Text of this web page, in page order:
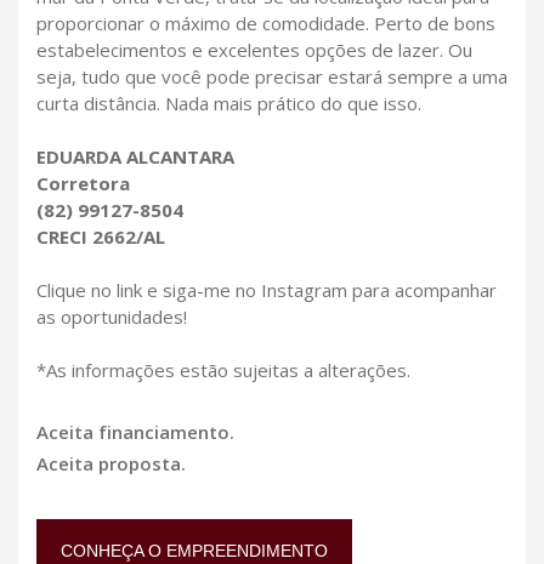
proporcionar o máximo de comodidade. Perto de bons
estabelecimentos e excelentes opções de lazer. Ou
seja, tudo que você pode precisar estará sempre a uma
curta distância. Nada mais prático do que isso.
EDUARDA ALCANTARA
Corretora
(82) 99127-8504
CRECI 2662/AL
Clique no link e siga-me no Instagram para acompanhar
as oportunidades!
*As informações estão sujeitas a alterações.
Aceita financiamento.
Aceita proposta.
CONHEÇA O EMPREENDIMENTO